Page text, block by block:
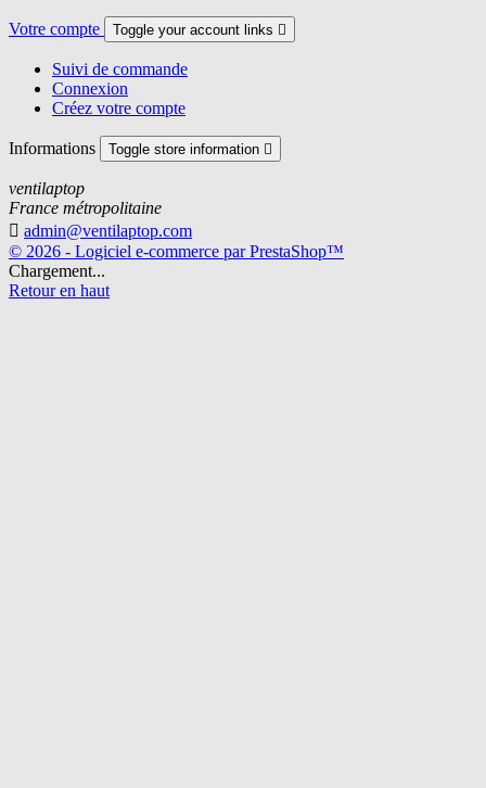
Votre compte Toggle your account links 
Suivi de commande
Connexion
Créez votre compte
Informations Toggle store information 
ventilaptop
France métropolitaine
 admin@ventilaptop.com
© 2026 - Logiciel e-commerce par PrestaShop™
Chargement...
Retour en haut